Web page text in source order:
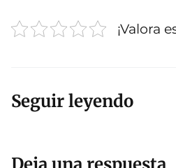
¡Valora
Seguir leyendo